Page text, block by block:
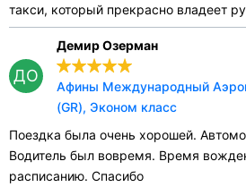
такси, который прекрасно владеет
ДО
Демир Озерман
Афины Международный
(GR), Эконом класс
Поездка была очень хорошей.
Водитель был вовремя. Время
расписанию. Спасибо